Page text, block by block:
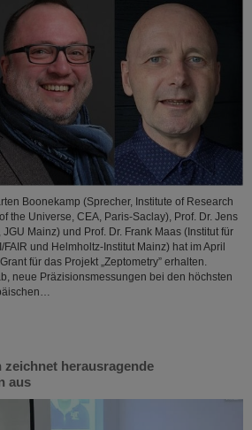
Boonekamp (Sprecher, Institute of Research
the Universe, CEA, Paris-Saclay), Prof. Dr. Jens
Mainz) und Prof. Dr. Frank Maas (Institut für
und Helmholtz-Institut Mainz) hat im April
für das Projekt „Zeptometry” erhalten.
neue Präzisionsmessungen bei den höchsten
herausragende
aus